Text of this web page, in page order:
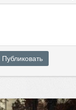
Публиковать